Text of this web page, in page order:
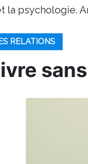
la psychologie.
RELATIONS